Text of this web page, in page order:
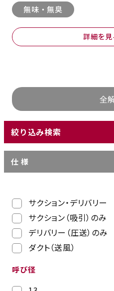
無味・無臭
詳細を見
絞り込み検索
仕 様
サクション・デリバリー
サクション（吸引）のみ
デリバリー（圧送）のみ
ダクト（送風）
呼び径